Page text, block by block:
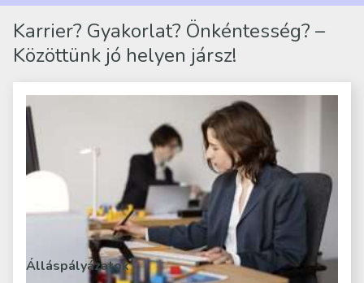
Karrier? Gyakorlat? Önkéntesség? –
Közöttünk jó helyen jársz!
Álláspályázatok